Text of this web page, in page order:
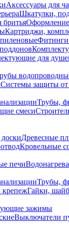
Аксессуары для
Шкатулки,
бритья
Картриджи,
для
Системы защиты от
Трубы,
смеси
Древесные
Кровельные
печи
Трубы,
Гайки,
зажимы
Выключатели